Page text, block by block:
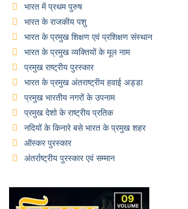
भारत में प्रथम पुरुष
भारत के राजकीय पशु
भारत के प्रमुख शिक्षण एवं प्रशिक्षण संस्थान
भारत के प्रमुख व्यक्तियों के मूल नाम
प्रमुख राष्ट्रीय पुरस्कार
भारत के प्रमुख अंतराष्ट्रीय हवाई अड्डा
प्रमुख भारतीय नगरों के उपनाम
प्रमुख देशो के राष्ट्रीय प्रतिक
नदियों के किनारे बसे भारत के प्रमुख शहर
ऑस्कर पुरस्कार
अंतर्राष्ट्रीय पुरस्कार एवं सम्मान